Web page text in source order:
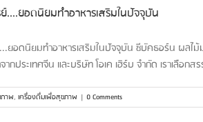
ยอดนิยมทำอาหารเสริมในปัจจุบัน
อดนิยมทำอาหารเสริมในปัจจุบัน ซีบัคธอร์น ผลไ
กประเทศจีน และบริษัท โอเค เฮิร์บ จำกัด เราเลื
าพ, เครื่องดื่มเพื่อสุขภาพ | 0 Comments